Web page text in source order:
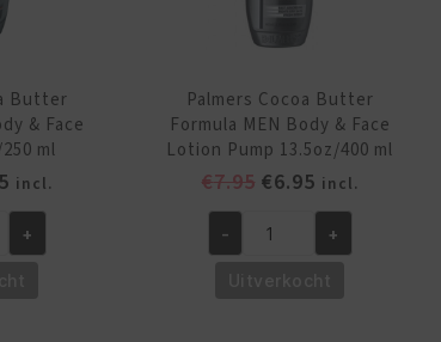
Butter
& Face
ml
Huidige
prijs
is:
incl.
+
Palmers Cocoa Butter
Formula MEN Body & Face
Lotion Pump 13.5oz/400 ml
€7.95 Oorspronkelijke
was:
€6.95Huidige
prijs
is:
incl.
Palmers
- +